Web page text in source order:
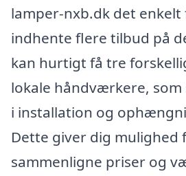
lamper-nxb.dk det enkelt
indhente flere tilbud på
kan hurtigt få tre
lokale håndværkere, som
i installation og
Dette giver dig mulighed
sammenligne priser og